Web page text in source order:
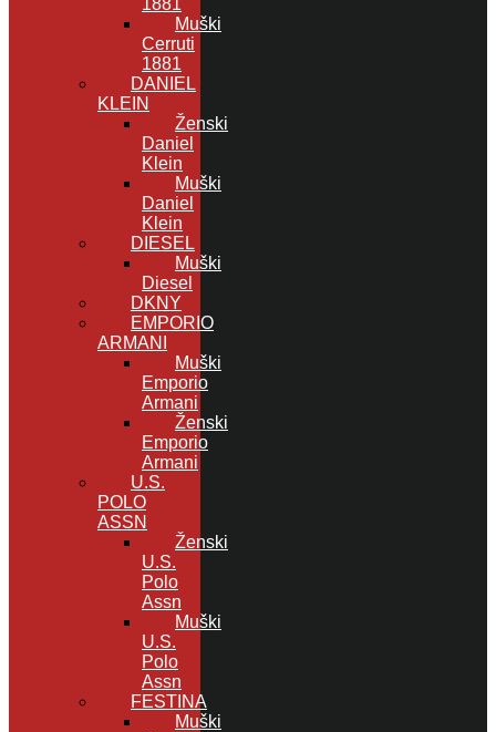
Muški
Cerruti
1881
DANIEL
KLEIN
Ženski
Daniel
Klein
Muški
Daniel
Klein
DIESEL
Muški
Diesel
DKNY
EMPORIO
ARMANI
Muški
Emporio
Armani
Ženski
Emporio
Armani
U.S.
POLO
ASSN
Ženski
U.S.
Polo
Assn
Muški
U.S.
Polo
Assn
FESTINA
Muški